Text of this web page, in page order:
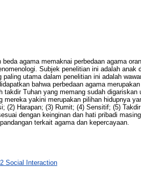
agama memaknai perbedaan agama
Subjek penelitian ini adalah anak
utama dalam penelitian ini adalah
bahwa perbedaan agama
Tuhan yang memang sudah
yakini merupakan pilihan hidupnya
(2) Harapan; (3) Rumit; (4) Sensitif; (5)
dengan keinginan dan hati pribadi
terkait agama dan kepercayaan.
Social Interaction